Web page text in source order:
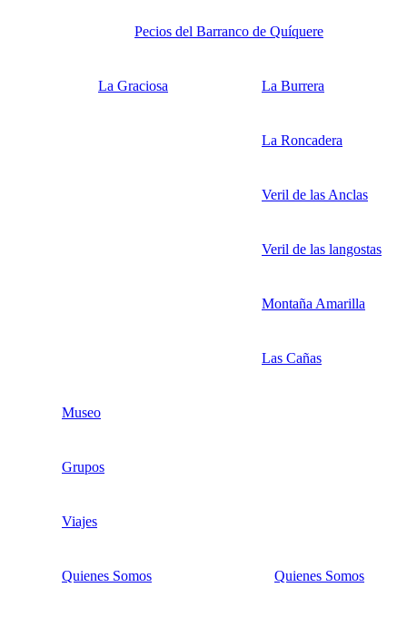
Pecios del Barranco de Quíquere
La Graciosa La Burrera
La Roncadera
Veril de las Anclas
Veril de las langostas
Montaña Amarilla
Las Cañas
Museo
Grupos
Viajes
Quienes Somos Quienes Somos